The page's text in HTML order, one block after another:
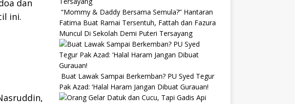
dan
ini.
“Mommy & Daddy Bersama Semula?” Hantaran
Fatima Buat Ramai Tersentuh, Fattah dan Fazura
Muncul Di Sekolah Demi Puteri Tersayang
Buat Lawak Sampai Berkemban? PU Syed Tegur
Pak Azad: ‘Halal Haram Jangan Dibuat Gurauan!